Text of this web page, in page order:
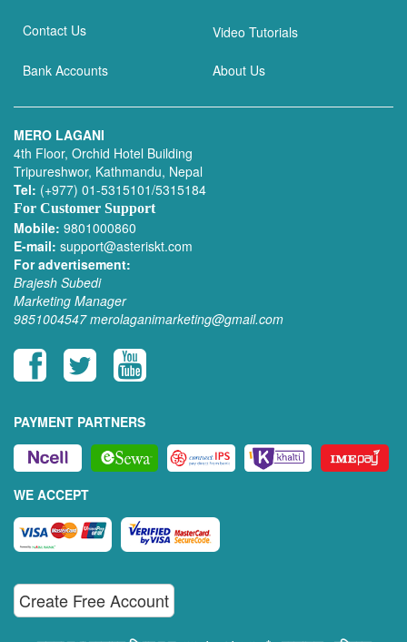
Contact Us Video Tutorials
Bank Accounts About Us
MERO LAGANI
4th Floor, Orchid Hotel Building
Tripureshwor, Kathmandu, Nepal
Tel: (+977) 01-5315101/5315184
For Customer Support
Mobile: 9801000860
E-mail: support@asteriskt.com
For advertisement:
Brajesh Subedi
Marketing Manager
9851004547 merolaganimarketing@gmail.com
PAYMENT PARTNERS
WE ACCEPT
Create Free Account